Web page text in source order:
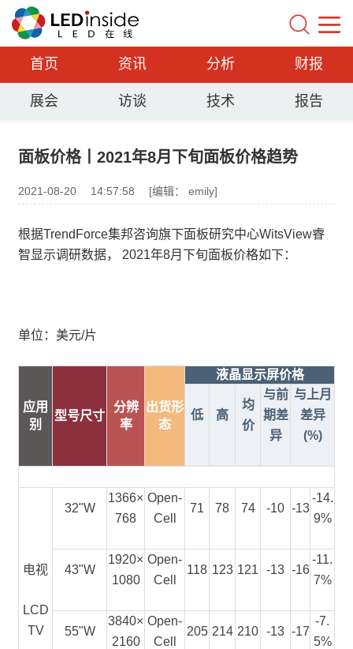
首页 资讯 分析 财报
展会 访谈 技术 报告
面板价格丨2021年8月下旬面板价格趋势
2021-08-20 14:57:58 [编辑： emily]
根据TrendForce集邦咨询旗下面板研究中心WitsView睿
智显示调研数据， 2021年8月下旬面板价格如下：
单位：美元/片
应用
别
型号尺寸
分辨
率
出货形
态
液晶显示屏价格
低 高
均
价
与前
期差
异
与上月
差异
(%)
电视
LCD
TV
32"W
1366×
768
Open-
Cell
71 78 74 -10 -13
-14.
9%
43"W
1920×
1080
Open-
Cell
118 123 121 -13 -16
-11.
7%
55"W
3840×
2160
Open-
Cell
205 214 210 -13 -17
-7.
5%